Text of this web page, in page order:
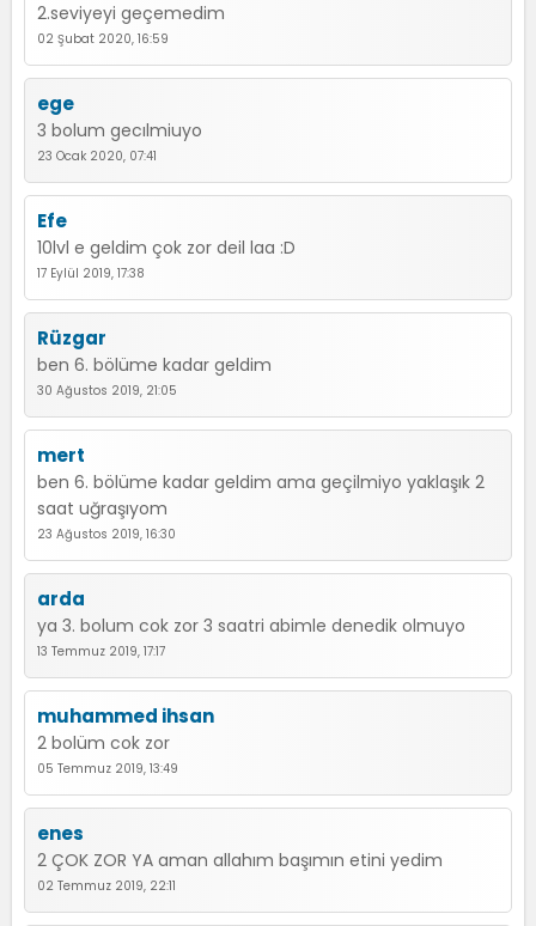
2.seviyeyi geçemedim
02 Şubat 2020, 16:59
ege
3 bolum gecılmiuyo
23 Ocak 2020, 07:41
Efe
10lvl e geldim çok zor deil laa :D
17 Eylül 2019, 17:38
Rüzgar
ben 6. bölüme kadar geldim
30 Ağustos 2019, 21:05
mert
ben 6. bölüme kadar geldim ama geçilmiyo yaklaşık 2
saat uğraşıyom
23 Ağustos 2019, 16:30
arda
ya 3. bolum cok zor 3 saatri abimle denedik olmuyo
13 Temmuz 2019, 17:17
muhammed ihsan
2 bolüm cok zor
05 Temmuz 2019, 13:49
enes
2 ÇOK ZOR YA aman allahım başımın etini yedim
02 Temmuz 2019, 22:11